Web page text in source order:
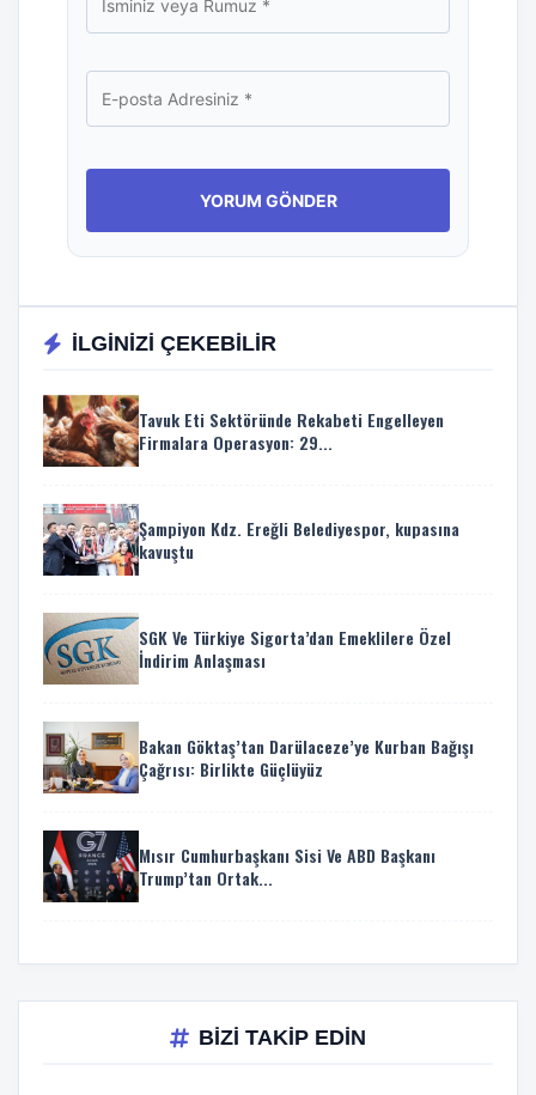
İLGİNİZİ ÇEKEBİLİR
Tavuk Eti Sektöründe Rekabeti Engelleyen
Firmalara Operasyon: 29...
Şampiyon Kdz. Ereğli Belediyespor, kupasına
kavuştu
SGK Ve Türkiye Sigorta’dan Emeklilere Özel
İndirim Anlaşması
Bakan Göktaş’tan Darülaceze’ye Kurban Bağışı
Çağrısı: Birlikte Güçlüyüz
Mısır Cumhurbaşkanı Sisi Ve ABD Başkanı
Trump’tan Ortak...
BİZİ TAKİP EDİN